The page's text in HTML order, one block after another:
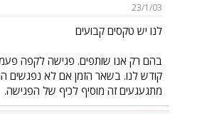
23/1/03
לנו יש טקסים קבועים
בהם רק אנו שותפים. פגישה לקפה
קודש לנו. בשאר הזמן אם לא נפגשים
מתגעגעים זה מוסיף לכיף של הפגישה.